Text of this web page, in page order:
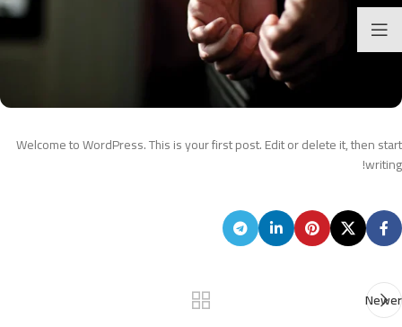
Welcome to WordPress. This is your first post. Edit or delete it, then start
writing!
Newer